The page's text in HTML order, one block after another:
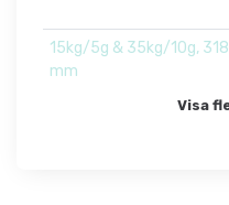
15kg/5g & 35kg/10g,
mm
Visa